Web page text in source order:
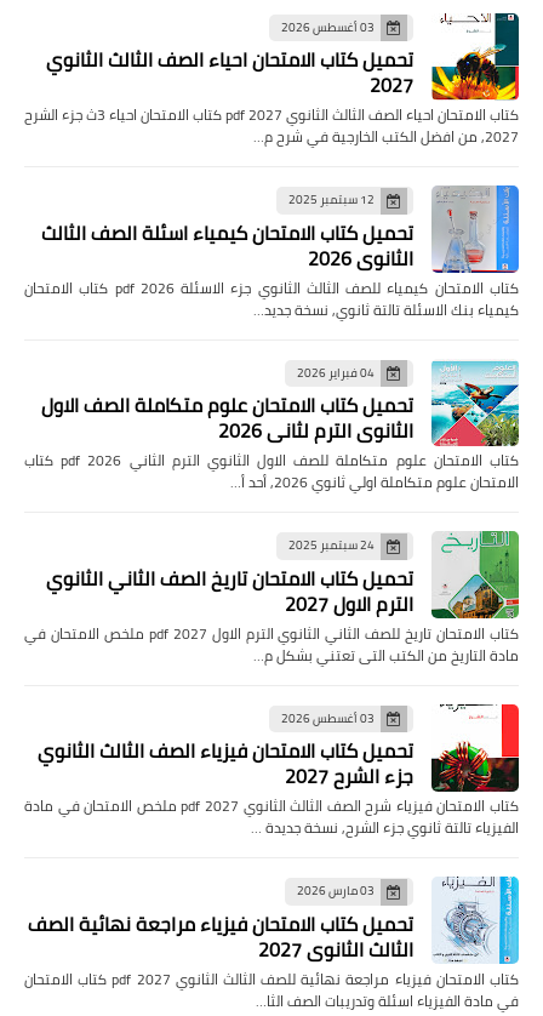
03 أغسطس 2026
تحميل كتاب الامتحان احياء الصف الثالث الثانوي
2027
كتاب الامتحان احياء الصف الثالث الثانوي pdf 2027 كتاب الامتحان احياء 3ث جزء الشرح
2027, من افضل الكتب الخارجية في شرح م…
12 سبتمبر 2025
تحميل كتاب الامتحان كيمياء اسئلة الصف الثالث
الثانوي 2026
كتاب الامتحان كيمياء للصف الثالث الثانوي جزء الاسئلة pdf 2026 كتاب الامتحان
كيمياء بنك الاسئلة تالتة ثانوي, نسخة جديد…
04 فبراير 2026
تحميل كتاب الامتحان علوم متكاملة الصف الاول
الثانوي الترم لثاني 2026
كتاب الامتحان علوم متكاملة للصف الاول الثانوي الترم الثاني pdf 2026 كتاب
الامتحان علوم متكاملة اولي ثانوي 2026, أحد أ…
24 سبتمبر 2025
تحميل كتاب الامتحان تاريخ الصف الثاني الثانوي
الترم الاول 2027
كتاب الامتحان تاريخ للصف الثاني الثانوي الترم الاول pdf 2027 ملخص الامتحان في
مادة التاريخ من الكتب التى تعتني بشكل م…
03 أغسطس 2026
تحميل كتاب الامتحان فيزياء الصف الثالث الثانوي
جزء الشرح 2027
كتاب الامتحان فيزياء شرح الصف الثالث الثانوي pdf 2027 ملخص الامتحان في مادة
الفيزياء تالتة ثانوي جزء الشرح, نسخة جديدة …
03 مارس 2026
تحميل كتاب الامتحان فيزياء مراجعة نهائية الصف
الثالث الثانوي 2027
كتاب الامتحان فيزياء مراجعة نهائية للصف الثالث الثانوي pdf 2027 كتاب الامتحان
في مادة الفيزياء اسئلة وتدريبات الصف الثا…